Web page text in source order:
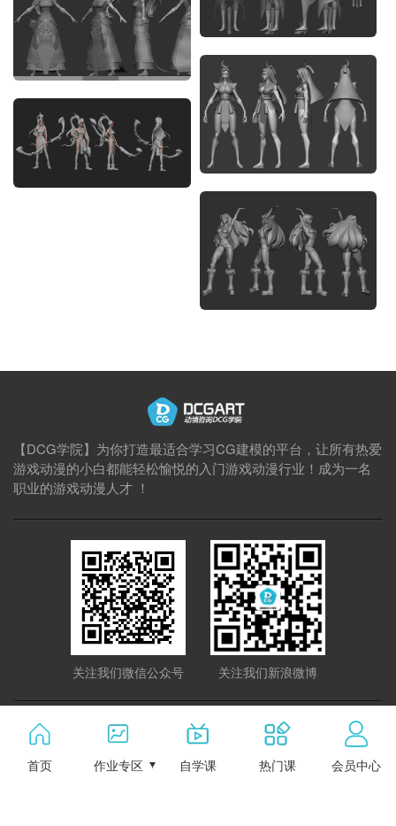
【DCG学院】为你打造最适合学习CG建模的平台，让所有热爱
游戏动漫的小白都能轻松愉悦的入门游戏动漫行业！成为一名
职业的游戏动漫人才 ！
关注我们微信公众号 关注我们新浪微博
粤ICP备2020083665号
商务合作：513168526
邮箱：cway384614881@163.com
首页 作业专区 自学课 热门课 会员中心